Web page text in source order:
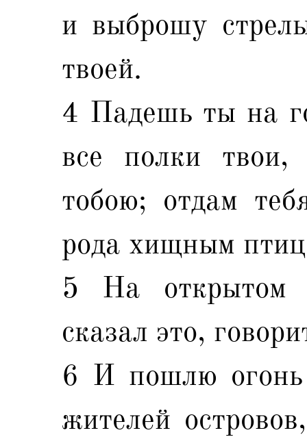
и выброшу
твоей.
4 Падешь ты на
все полки
тобою; отдам
рода хищным
5 На открытом
сказал это,
6 И пошлю
жителей